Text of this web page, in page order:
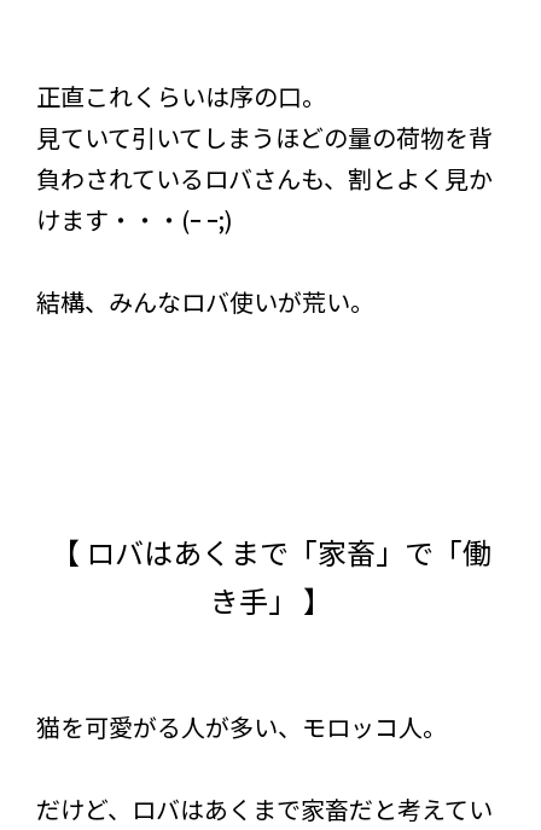
正直これくらいは序の口。
見ていて引いてしまうほどの量の荷物を背
負わされているロバさんも、割とよく見か
けます・・・(ｰ ｰ;)
結構、みんなロバ使いが荒い。
【 ロバはあくまで「家畜」で「働
き手」 】
猫を可愛がる人が多い、モロッコ人。
だけど、ロバはあくまで家畜だと考えてい